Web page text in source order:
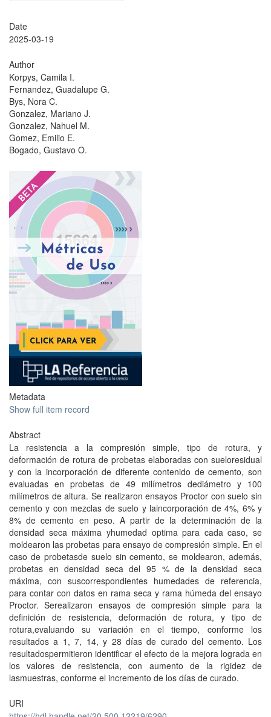
Date
2025-03-19
Author
Korpys, Camila I.
Fernandez, Guadalupe G.
Bys, Nora C.
Gonzalez, Mariano J.
Gonzalez, Nahuel M.
Gomez, Emilio E.
Bogado, Gustavo O.
?
Metadata
Show full item record
Abstract
La resistencia a la compresión simple, tipo de rotura, y
deformación de rotura de probetas elaboradas con sueloresidual
y con la incorporación de diferente contenido de cemento, son
evaluadas en probetas de 49 milímetros dediámetro y 100
milímetros de altura. Se realizaron ensayos Proctor con suelo sin
cemento y con mezclas de suelo y laincorporación de 4%, 6% y
8% de cemento en peso. A partir de la determinación de la
densidad seca máxima yhumedad optima para cada caso, se
moldearon las probetas para ensayo de compresión simple. En el
caso de probetasde suelo sin cemento, se moldearon, además,
probetas en densidad seca del 95 % de la densidad seca
máxima, con suscorrespondientes humedades de referencia,
para contar con datos en rama seca y rama húmeda del ensayo
Proctor. Serealizaron ensayos de compresión simple para la
definición de resistencia, deformación de rotura, y tipo de
rotura,evaluando su variación en el tiempo, conforme los
resultados a 1, 7, 14, y 28 días de curado del cemento. Los
resultadospermitieron identificar el efecto de la mejora lograda en
los valores de resistencia, con aumento de la rigidez de
lasmuestras, conforme el incremento de los días de curado.
URI